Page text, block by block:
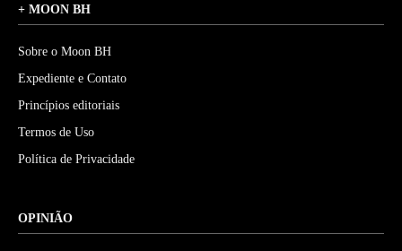
+ MOON BH
Sobre o Moon BH
Expediente e Contato
Princípios editoriais
Termos de Uso
Política de Privacidade
OPINIÃO